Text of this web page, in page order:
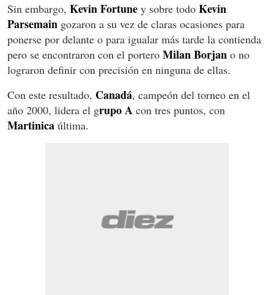
Sin embargo, KevinFortune y sobre todo Kevin
Parsemain gozaron a su vez de claras ocasiones para
ponerse por delante o para igualar más tarde la contienda
pero se encontraron con el portero MilanBorjan o no
lograron definir con precisión en ninguna de ellas.
Con este resultado, Canadá, campeón del torneo en el
año 2000, lidera el grupo A con tres puntos, con
Martinica última.